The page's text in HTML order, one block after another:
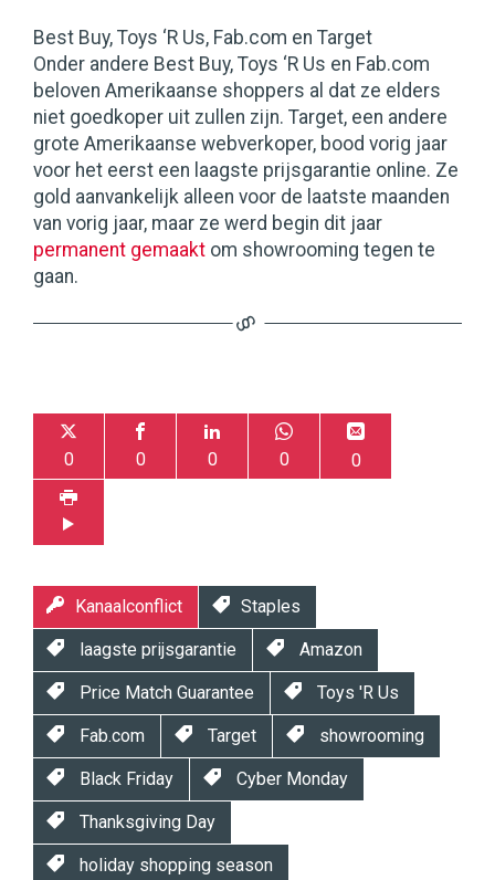
Best Buy, Toys ‘R Us, Fab.com en Target
Onder andere Best Buy, Toys ‘R Us en Fab.com
beloven Amerikaanse shoppers al dat ze elders
niet goedkoper uit zullen zijn. Target, een andere
grote Amerikaanse webverkoper, bood vorig jaar
voor het eerst een laagste prijsgarantie online. Ze
gold aanvankelijk alleen voor de laatste maanden
van vorig jaar, maar ze werd begin dit jaar
permanent gemaakt om showrooming tegen te
gaan.
0 0 0 0 0
Kanaalconflict Staples
laagste prijsgarantie Amazon
Price Match Guarantee Toys 'R Us
Fab.com Target showrooming
Black Friday Cyber Monday
Thanksgiving Day
holiday shopping season